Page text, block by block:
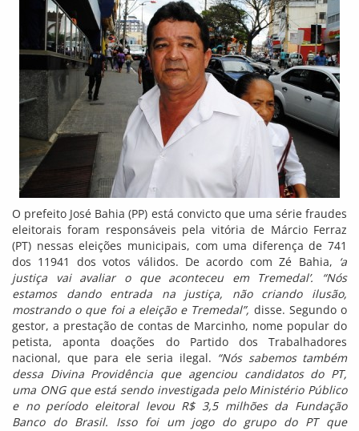
O prefeito José Bahia (PP) está convicto que uma série fraudes
eleitorais foram responsáveis pela vitória de Márcio Ferraz
(PT) nessas eleições municipais, com uma diferença de 741
dos 11941 dos votos válidos. De acordo com Zé Bahia, ‘a
justiça vai avaliar o que aconteceu em Tremedal’.
“Nós
estamos dando entrada na justiça, não criando ilusão,
mostrando o que foi a eleição e Tremedal”, disse. Segundo o
gestor, a prestação de contas de Marcinho, nome popular do
petista, aponta doações do Partido dos Trabalhadores
nacional, que para ele seria ilegal. “Nós sabemos também
dessa Divina Providência que agenciou candidatos do PT,
uma ONG que está sendo investigada pelo Ministério Público
e no período eleitoral levou R$ 3,5 milhões da Fundação
Banco do Brasil. Isso foi um jogo do grupo do PT que